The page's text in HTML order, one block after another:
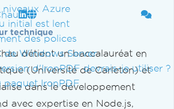
niveaux Azure
initial est lent
des polices
de Windows Server
d'IronPDF devrais-je utiliser ?
paquet IronPDF
technique
détient un baccalauréat en
(Université de Carleton) et
dans le développement
avec expertise en Node.js,